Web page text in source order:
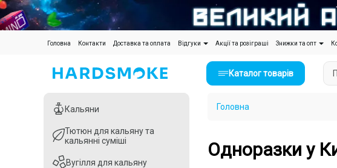
Головна (current)
Контакти Доставка та оплата Відгуки Акції та розіграші Знижки та опт
Каталог товарів
Кальяни
Тютюн для кальяну та
кальянні суміші
Вугілля для кальяну
Кальяни
Тютюн для кальяну та
кальянні суміші
Вугілля для кальяну
Головна
Одноразки у